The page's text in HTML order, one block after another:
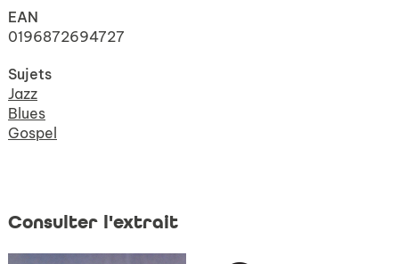
EAN
0196872694727
Sujets
Jazz
Blues
Gospel
Consulter l'extrait